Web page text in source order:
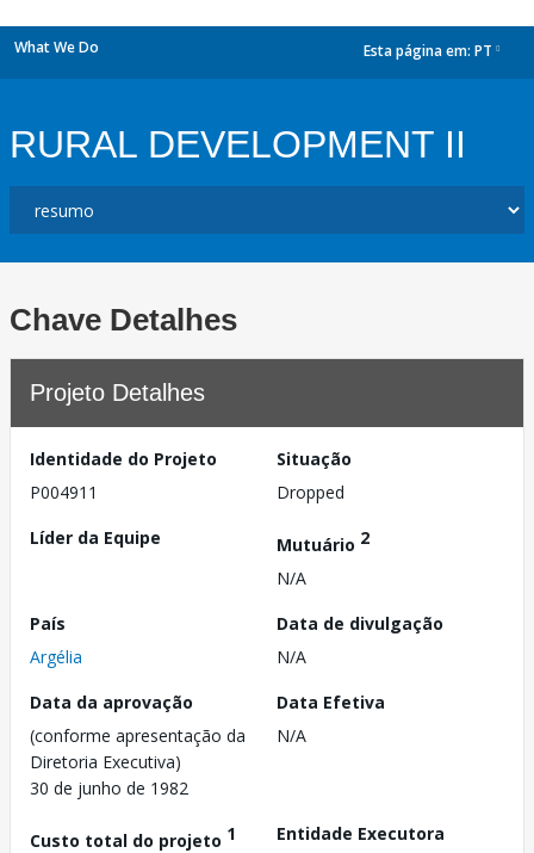
What We Do Esta página em: PT
RURAL DEVELOPMENT II
Chave Detalhes
Projeto Detalhes
Identidade do Projeto
P004911
Situação
Dropped
Líder da Equipe
Mutuário 2
N/A
País
Argélia
Data de divulgação
N/A
Data da aprovação
(conforme apresentação da
Diretoria Executiva)
30 de junho de 1982
Data Efetiva
N/A
Custo total do projeto 1
Entidade Executora